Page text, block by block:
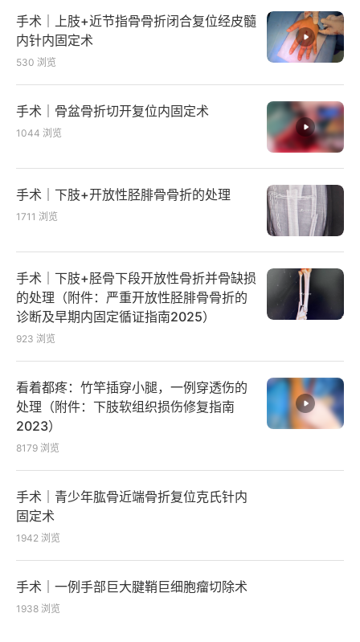
手术｜上肢+近节指骨骨折闭合复位经皮髓
内针内固定术
530 浏览
手术｜骨盆骨折切开复位内固定术
1044 浏览
手术｜下肢+开放性胫腓骨骨折的处理
1711 浏览
手术｜下肢+胫骨下段开放性骨折并骨缺损
的处理（附件：严重开放性胫腓骨骨折的
诊断及早期内固定循证指南2025）
923 浏览
看着都疼：竹竿插穿小腿，一例穿透伤的
处理（附件：下肢软组织损伤修复指南
2023）
8179 浏览
手术｜青少年肱骨近端骨折复位克氏针内
固定术
1942 浏览
手术｜一例手部巨大腱鞘巨细胞瘤切除术
1938 浏览